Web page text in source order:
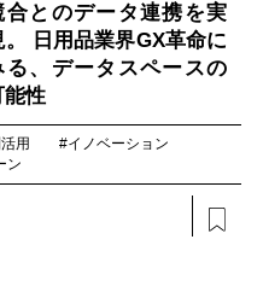
合とのデータ連携を実
。 日用品業界GX革命に
る、データスペースの
能性
用
#イノベーション
ン